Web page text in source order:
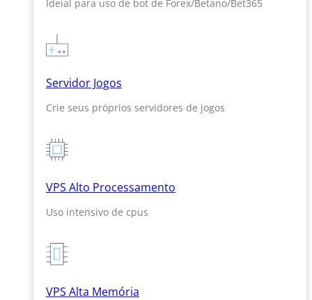
Ideial para uso de bot de Forex/Betano/Bet365
Servidor Jogos
Crie seus próprios servidores de jogos
VPS Alto Processamento
Uso intensivo de cpus
VPS Alta Memória